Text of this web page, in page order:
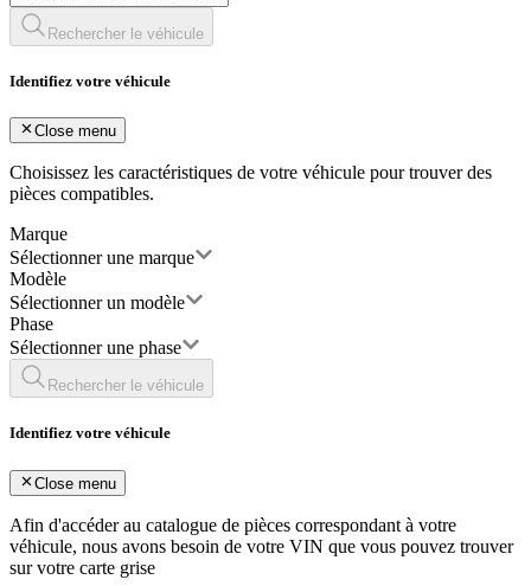
Rechercher le véhicule
Identifiez votre véhicule
Close menu
Choisissez les caractéristiques de votre véhicule pour trouver des
pièces compatibles.
Marque
Sélectionner une marque
Modèle
Sélectionner un modèle
Phase
Sélectionner une phase
Rechercher le véhicule
Identifiez votre véhicule
Close menu
Afin d'accéder au catalogue de pièces correspondant à votre
véhicule, nous avons besoin de votre VIN que vous pouvez trouver
sur votre carte grise